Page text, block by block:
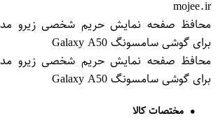
mojee.ir
برای گوشی سامسونگ Galaxy A50
برای گوشی سامسونگ Galaxy A50
مختصات کالا